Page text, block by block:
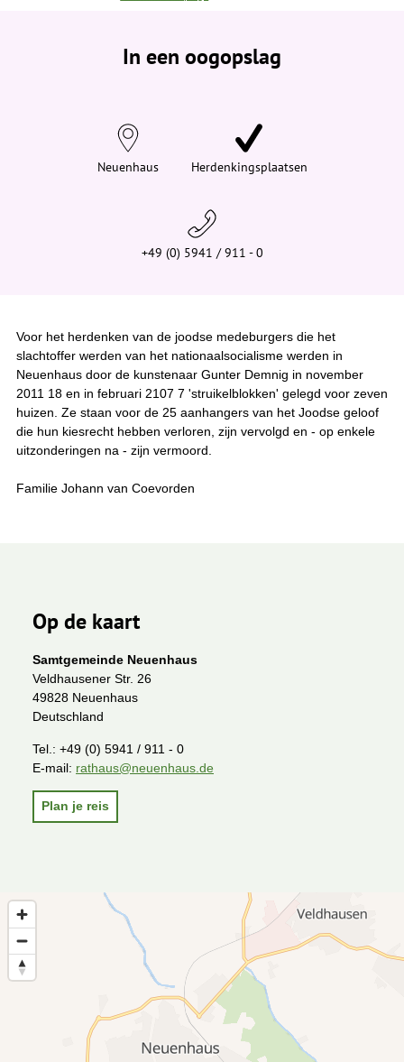
v
e
h
e
In een oogopslag
Neuenhaus Herdenkingsplaatsen
+49 (0) 5941 / 911 - 0
Voor het herdenken van de joodse medeburgers die het
slachtoffer werden van het nationaalsocialisme werden in
Neuenhaus door de kunstenaar Gunter Demnig in november
2011 18 en in februari 2107 7 'struikelblokken' gelegd voor zeven
huizen. Ze staan voor de 25 aanhangers van het Joodse geloof
die hun kiesrecht hebben verloren, zijn vervolgd en - op enkele
uitzonderingen na - zijn vermoord.
Familie Johann van Coevorden
Op de kaart
Samtgemeinde Neuenhaus
Veldhausener Str. 26
49828 Neuenhaus
Deutschland
Tel.: +49 (0) 5941 / 911 - 0
E-mail: rathaus@neuenhaus.de
Plan je reis